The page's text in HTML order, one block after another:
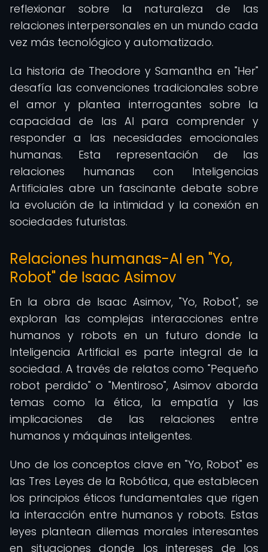
reflexionar sobre la naturaleza de las
relaciones interpersonales en un mundo cada
vez más tecnológico y automatizado.
La historia de Theodore y Samantha en "Her"
desafía las convenciones tradicionales sobre
el amor y plantea interrogantes sobre la
capacidad de las AI para comprender y
responder a las necesidades emocionales
humanas. Esta representación de las
relaciones humanas con Inteligencias
Artificiales abre un fascinante debate sobre
la evolución de la intimidad y la conexión en
sociedades futuristas.
Relaciones humanas-AI en "Yo,
Robot" de Isaac Asimov
En la obra de Isaac Asimov, "Yo, Robot", se
exploran las complejas interacciones entre
humanos y robots en un futuro donde la
Inteligencia Artificial es parte integral de la
sociedad. A través de relatos como "Pequeño
robot perdido" o "Mentiroso", Asimov aborda
temas como la ética, la empatía y las
implicaciones de las relaciones entre
humanos y máquinas inteligentes.
Uno de los conceptos clave en "Yo, Robot" es
las Tres Leyes de la Robótica, que establecen
los principios éticos fundamentales que rigen
la interacción entre humanos y robots. Estas
leyes plantean dilemas morales interesantes
en situaciones donde los intereses de los